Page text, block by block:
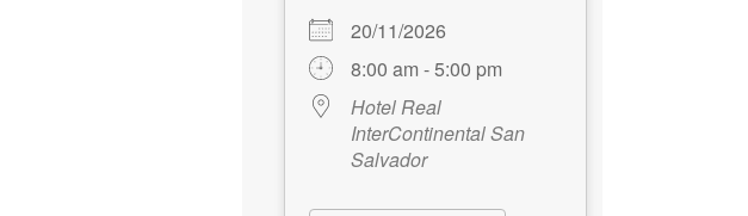
20/11/2026
8:00 am - 5:00 pm
Hotel Real
InterContinental San
Salvador